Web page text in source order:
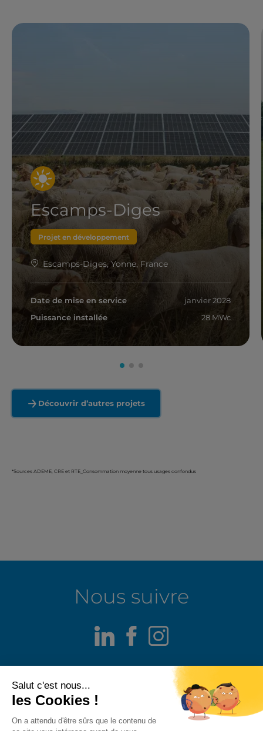
Escamps-Diges
Projet en développement
Escamps-Diges, Yonne, France
Date de mise en service
janvier 2028
Puissance installée
28 MWc
En savoir plus
Découvrir d’autres projets
*Sources ADEME, CRE et RTE_Consommation moyenne tous usages confondus
Nous suivre
LinkedIn
Facebook
Instagram